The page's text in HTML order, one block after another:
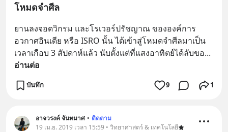
โหมดจำศีล
ยานลงจอดวิกรม และโรเวอร์ปรัชญาณ ขององค์การ
อวกาศอินเดีย หรือ ISRO นั้น ได้เข้าสู่โหมดจำศีลมาเป็น
เวลาเกือบ 3 สัปดาห์แล้ว นับตั้งแต่ที่แสงอาทิตย์ได้ลับขอ
อ่านต่อ
บันทึก 9 1
อาจวรงค์ จันทมาศ • ติดตาม
19 เม.ย. 2019 เวลา 15:59 • วิทยาศาสตร์ & เทคโนโลยี